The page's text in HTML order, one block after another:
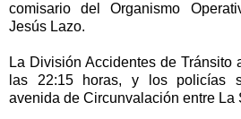
comisario del Organismo
Jesús Lazo.
La División Accidentes de Tránsito
las 22:15 horas, y los policías
avenida de Circunvalación entre La